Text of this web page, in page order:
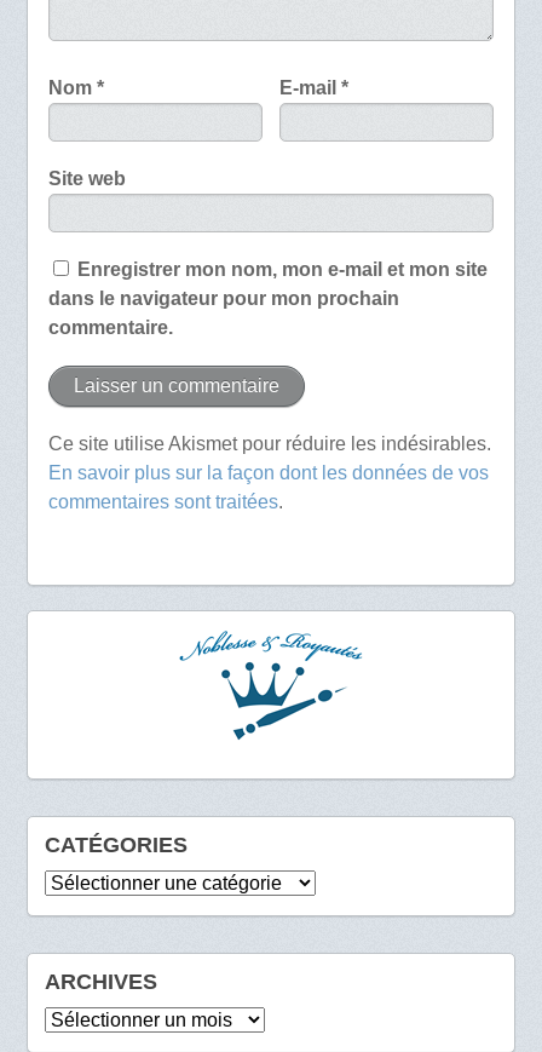
Nom * E-mail*
Site web
Enregistrer mon nom, mon e-mail et mon site
dans le navigateur pour mon prochain
commentaire.
Ce site utilise Akismet pour réduire les indésirables.
En savoir plus sur la façon dont les données de vos
commentaires sont traitées.
CATÉGORIES
Catégories
ARCHIVES
Archives